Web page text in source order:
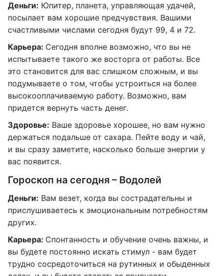
Деньги: Юпитер, планета, управляющая удачей,
посылает вам хорошие предчувствия. Вашими
счастливыми числами сегодня будут 99, 4 и 72.
Карьера: Сегодня вполне возможно, что вы не
испытываете такого же восторга от работы. Все
это становится для вас слишком сложным, и вы
подумываете о том, чтобы устроиться на более
высокооплачиваемую работу. Возможно, вам
придется вернуть часть денег.
Здоровье: Ваше здоровье хорошее, но вам нужно
держаться подальше от сахара. Пейте воду и чай,
и вы сразу заметите, насколько больше энергии у
вас появится.
Гороскоп на сегодня – Водолей
Деньги: Вам везет, когда вы сострадательны и
прислушиваетесь к эмоциональным потребностям
других.
Карьера: Спонтанность и обучение очень важны, и
вы будете постоянно искать стимул - вам будет
трудно сосредоточиться на рутинных и обыденных